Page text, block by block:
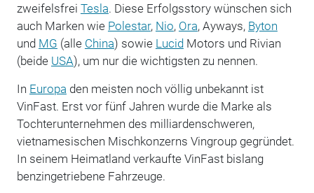
zweifelsfrei Tesla. Diese Erfolgsstory wünschen sich
auch Marken wie Polestar, Nio, Ora, Ayways, Byton
und MG (alle China) sowie LucidMotors und Rivian
(beide USA), um nur die wichtigsten zu nennen.
In Europa den meisten noch völlig unbekannt ist
VinFast. Erst vor fünf Jahren wurde die Marke als
Tochterunternehmen des milliardenschweren,
vietnamesischen Mischkonzerns Vingroup gegründet.
In seinem Heimatland verkaufte VinFast bislang
benzingetriebene Fahrzeuge.